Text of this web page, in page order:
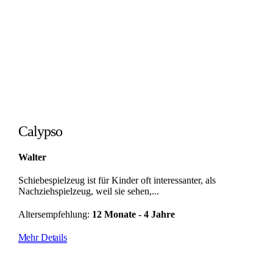
Calypso
Walter
Schiebespielzeug ist für Kinder oft interessanter, als
Nachziehspielzeug, weil sie sehen,...
Altersempfehlung: 12 Monate - 4 Jahre
Mehr Details